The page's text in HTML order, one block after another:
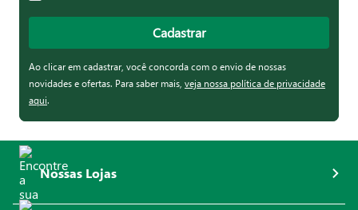
Cadastrar
Ao clicar em cadastrar, você concorda com o envio de nossas
novidades e ofertas. Para saber mais, veja nossa política de privacidade
aqui.
Nossas Lojas